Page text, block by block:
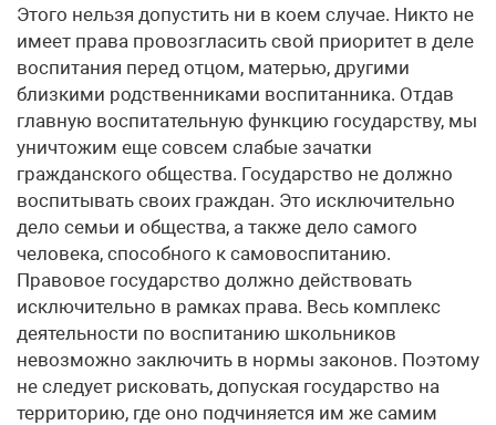
Этого нельзя допустить ни в коем случае. Никто не
имеет права провозгласить свой приоритет в деле
воспитания перед отцом, матерью, другими
близкими родственниками воспитанника. Отдав
главную воспитательную функцию государству, мы
уничтожим еще совсем слабые зачатки
гражданского общества. Государство не должно
воспитывать своих граждан. Это исключительно
дело семьи и общества, а также дело самого
человека, способного к самовоспитанию.
Правовое государство должно действовать
исключительно в рамках права. Весь комплекс
деятельности по воспитанию школьников
невозможно заключить в нормы законов. Поэтому
не следует рисковать, допуская государство на
территорию, где оно подчиняется им же самим